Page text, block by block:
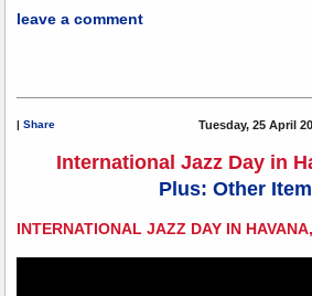
leave a comment
| Share Tuesday, 25 April
International Jazz Day in
Plus: Other
INTERNATIONAL JAZZ DAY IN